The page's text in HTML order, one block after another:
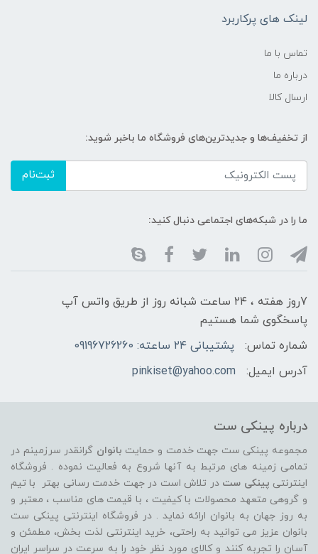
لینک های پرکاربرد
تماس با ما
درباره ما
ارسال کالا
از تخفیف‌ها و جدیدترین‌های فروشگاه ما باخبر شوید:
ثبت‌نام
ما را در شبکه‌های اجتماعی دنبال کنید:
7روز هفته ، ۲۴ ساعت شبانه‌ روز از طریق واتس آپ
پاسخگوی شما هستیم
شماره تماس:
پشتیبانی ۲۴ ساعته: 09196726260
آدرس ایمیل:
pinkiset@yahoo.com
درباره پینکی ست
مجموعه پینکی ست جهت خدمت و حمایت بانوان گرانقدر سرزمینم در
تمامی زمینه های مرتبط به آنها شروع به فعالیت نموده . فروشگاه
اینترنتی پینکی ست در تلاش است در جهت خدمت رسانی بهتر با تیم
و گروهی متعهد محصولات با کیفیت ، با قیمت های مناسب ، معتبر و
به روز جهان به بانوان ارائه نماید . در فروشگاه اینترنتی پینکی ست
بانوان عزیز می توانيد به راحتی، خرید اینترنتی لذت بخش، مطمئن و
آسان را تجربه کنند و کالای مورد نظر خود را به سرعت در سراسر ایران